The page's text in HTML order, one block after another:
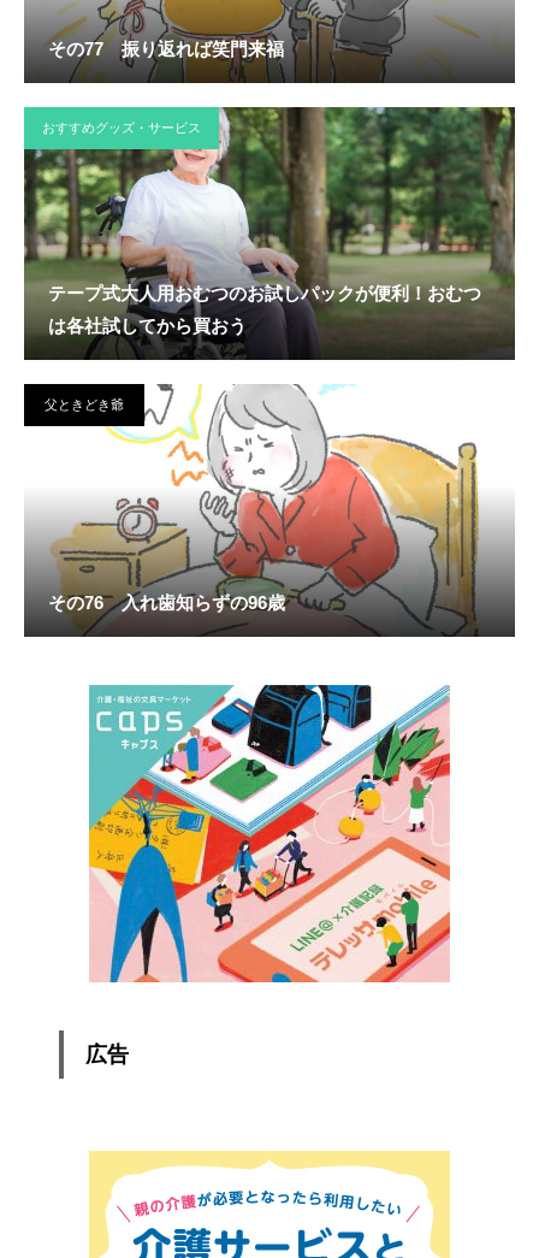
その77 振り返れば笑門来福
おすすめグッズ・サービス
テープ式大人用おむつのお試しパックが便利！おむつ
は各社試してから買おう
父ときどき爺
その76 入れ歯知らずの96歳
広告